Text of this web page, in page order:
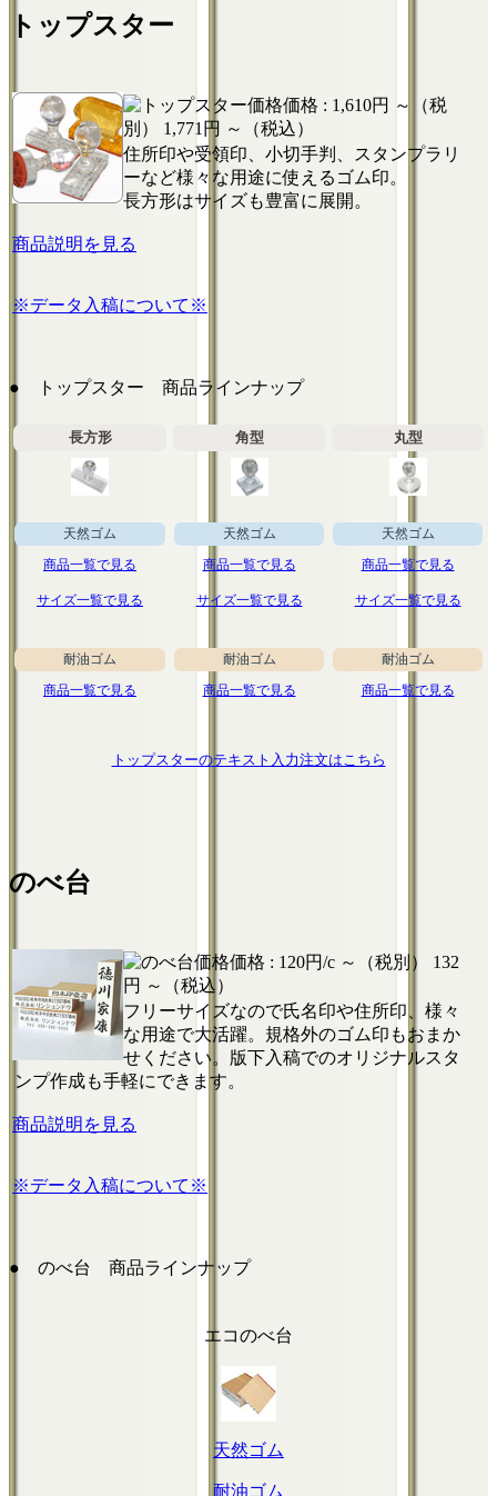
トップスター
価格 : 1,610円 ～（税
別）
1,771円 ～（税込）
住所印や受領印、小切手判、スタンプラリ
ーなど様々な用途に使えるゴム印。
長方形はサイズも豊富に展開。
商品説明を見る
※データ入稿について※
● トップスター 商品ラインナップ
長方形
天然ゴム
商品一覧で見る
サイズ一覧で見る
耐油ゴム
商品一覧で見る
角型
天然ゴム
商品一覧で見る
サイズ一覧で見る
耐油ゴム
商品一覧で見る
丸型
天然ゴム
商品一覧で見る
サイズ一覧で見る
耐油ゴム
商品一覧で見る
トップスターのテキスト入力注文はこちら
のべ台
価格 : 120円/c ～（税別）
132
円 ～（税込）
フリーサイズなので氏名印や住所印、様々
な用途で大活躍。規格外のゴム印もおまか
せください。版下入稿でのオリジナルスタ
ンプ作成も手軽にできます。
商品説明を見る
※データ入稿について※
● のべ台 商品ラインナップ
エコのべ台
天然ゴム
耐油ゴム